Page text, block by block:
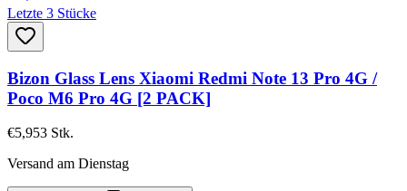
Letzte 3 Stücke
Bizon Glass Lens Xiaomi Redmi Note 13 Pro 4G /
Poco M6 Pro 4G [2 PACK]
€5,953 Stk.
Versand am Dienstag